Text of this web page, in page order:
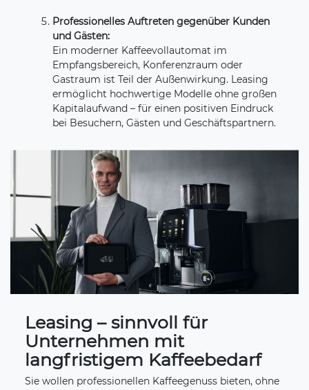
Professionelles Auftreten gegenüber Kunden
und Gästen:
Ein moderner Kaffeevollautomat im
Empfangsbereich, Konferenzraum oder
Gastraum ist Teil der Außenwirkung. Leasing
ermöglicht hochwertige Modelle ohne großen
Kapitalaufwand – für einen positiven Eindruck
bei Besuchern, Gästen und Geschäftspartnern.
Leasing – sinnvoll für
Unternehmen mit
langfristigem Kaffeebedarf
Sie wollen professionellen Kaffeegenuss bieten, ohne